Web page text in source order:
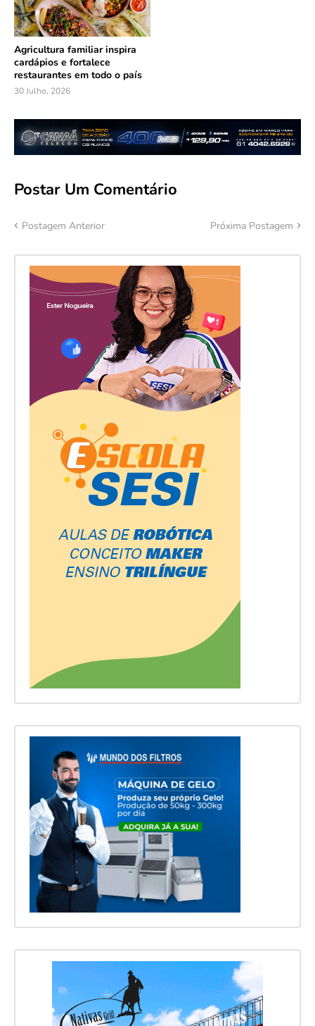
Agricultura familiar inspira
cardápios e fortalece
restaurantes em todo o país
30 Julho, 2026
Postar Um Comentário
Postagem Anterior Próxima Postagem